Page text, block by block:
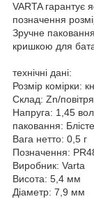
VARTA гарантує
позначення
Зручне
кришкою для
технічні дані:
Розмір комірки:
Склад: Zn/повітря
Напруга: 1,45
паковання:
Вага нетто: 0,5 г
Позначення:
Виробник: Varta
Висота: 5,4 мм
Діаметр: 7,9 мм